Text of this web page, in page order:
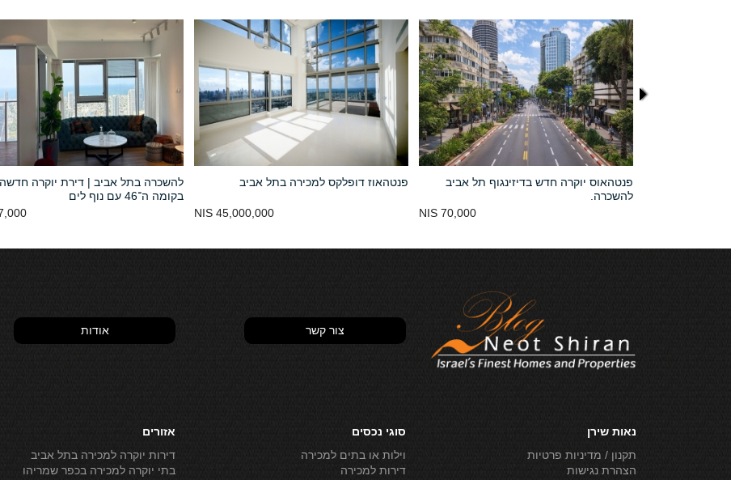
להשכרה בתל אביב | דירת יוקרה חדשה
בקומה ה־46 עם נוף לים
NIS
פנטהאוז דופלקס למכירה בתל אביב
45,000,000 NIS
פנטהאוס יוקרה חדש בדיזינגוף תל אביב
להשכרה.
70,000 NIS
צור קשר אודות
נאות שירן
תקנון / מדיניות פרטיות
הצהרת נגישות
סוגי נכסים
וילות או בתים למכירה
דירות למכירה
אזורים
דירות יוקרה למכירה בתל אביב
בתי יוקרה למכירה בכפר שמריהו